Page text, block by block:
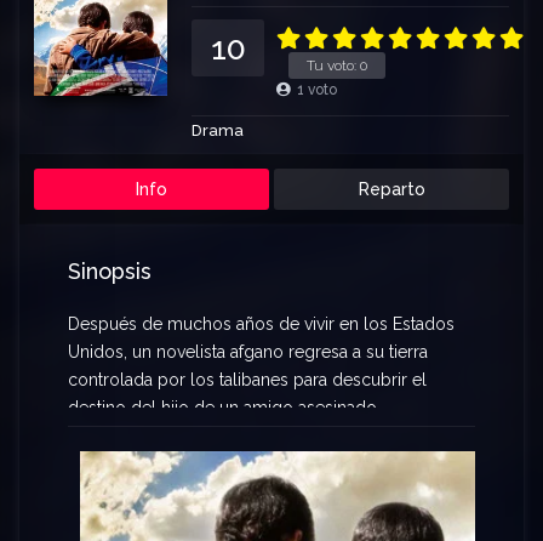
Tu voto: 0
10
1 voto
Drama
Info Reparto
Sinopsis
Después de muchos años de vivir en los Estados
Unidos, un novelista afgano regresa a su tierra
controlada por los talibanes para descubrir el
destino del hijo de un amigo asesinado.